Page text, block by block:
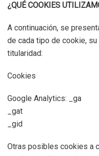
¿QUÉ COOKIES
A continuación, se
de cada tipo de cookie,
titularidad:
Cookies
Google Analytics: _ga
_gat
_gid
Otras posibles cookies a